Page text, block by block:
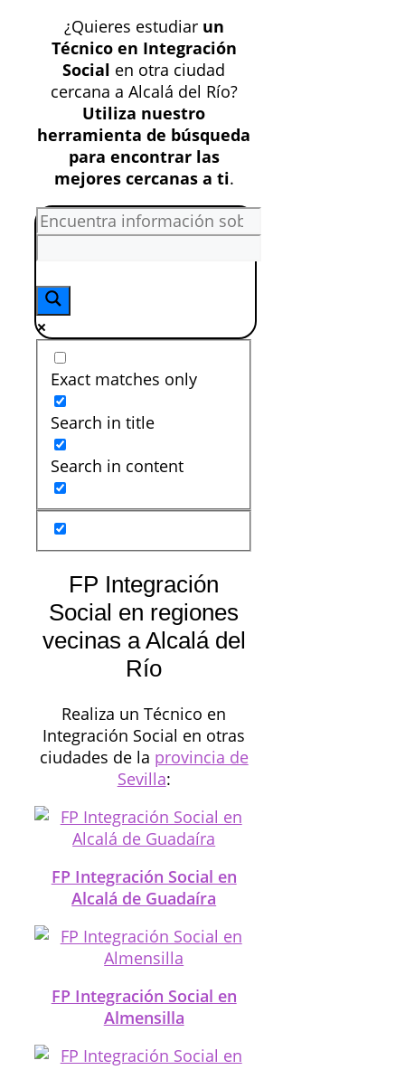
¿Quieres estudiar un
Técnico en Integración
Social en otra ciudad
cercana a Alcalá del Río?
Utiliza nuestro
herramienta de búsqueda
para encontrar las
mejores cercanas a ti.
Exact matches only
Search in title
Search in content
FP Integración
Social en regiones
vecinas a Alcalá del
Río
Realiza un Técnico en
Integración Social en otras
ciudades de la provincia de
Sevilla:
FP Integración Social en
Alcalá de Guadaíra
FP Integración Social en
Almensilla